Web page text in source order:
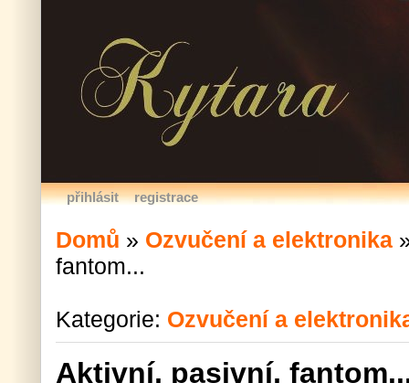
přihlásit registrace
Domů » Ozvučení a elektronika
fantom...
Kategorie: Ozvučení a
Aktivní, pasivní,